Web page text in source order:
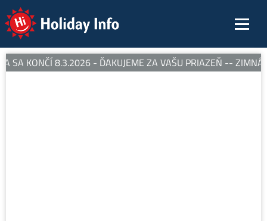
Holiday Info
SA KONČÍ 8.3.2026 - ĎAKUJEME ZA VAŠU PRIAZEŇ -- ZIMNÁ